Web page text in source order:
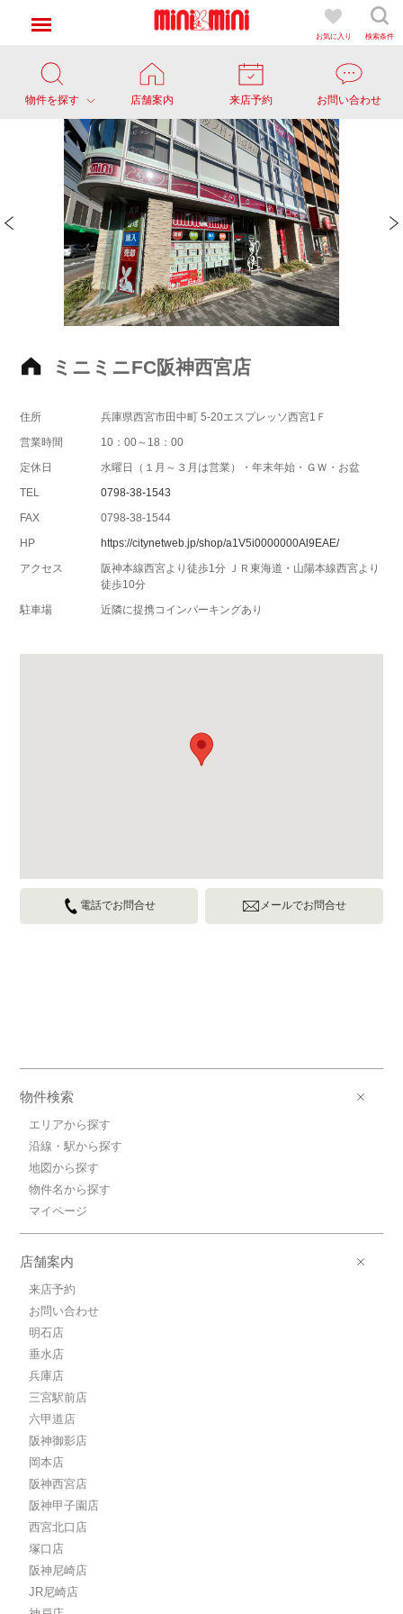
お気に入り 検索条件
物件を探す 店舗案内 来店予約 お問い合わせ
ミニミニFC阪神西宮店
住所
兵庫県西宮市田中町 5-20エスプレッソ西宮1Ｆ
営業時間
10：00～18：00
定休日
水曜日（１月～３月は営業）・年末年始・ＧＷ・お盆
TEL
0798-38-1543
FAX
0798-38-1544
HP
https://citynetweb.jp/shop/a1V5i0000000Al9EAE/
アクセス
阪神本線西宮より徒歩1分 ＪＲ東海道・山陽本線西宮より
徒歩10分
駐車場
近隣に提携コインパーキングあり
電話でお問合せ メールでお問合せ
物件検索
エリアから探す
沿線・駅から探す
地図から探す
物件名から探す
マイページ
店舗案内
来店予約
お問い合わせ
明石店
垂水店
兵庫店
三宮駅前店
六甲道店
阪神御影店
岡本店
阪神西宮店
阪神甲子園店
西宮北口店
塚口店
阪神尼崎店
JR尼崎店